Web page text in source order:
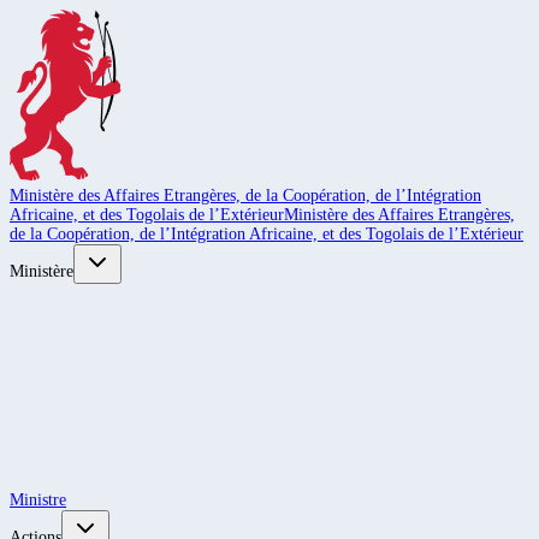
Ministère des Affaires Etrangères, de la Coopération, de l’Intégration
Africaine, et des Togolais de l’ExtérieurMinistère des Affaires Etrangères,
de la Coopération, de l’Intégration Africaine, et des Togolais de l’Extérieur
Ministère
Ministre